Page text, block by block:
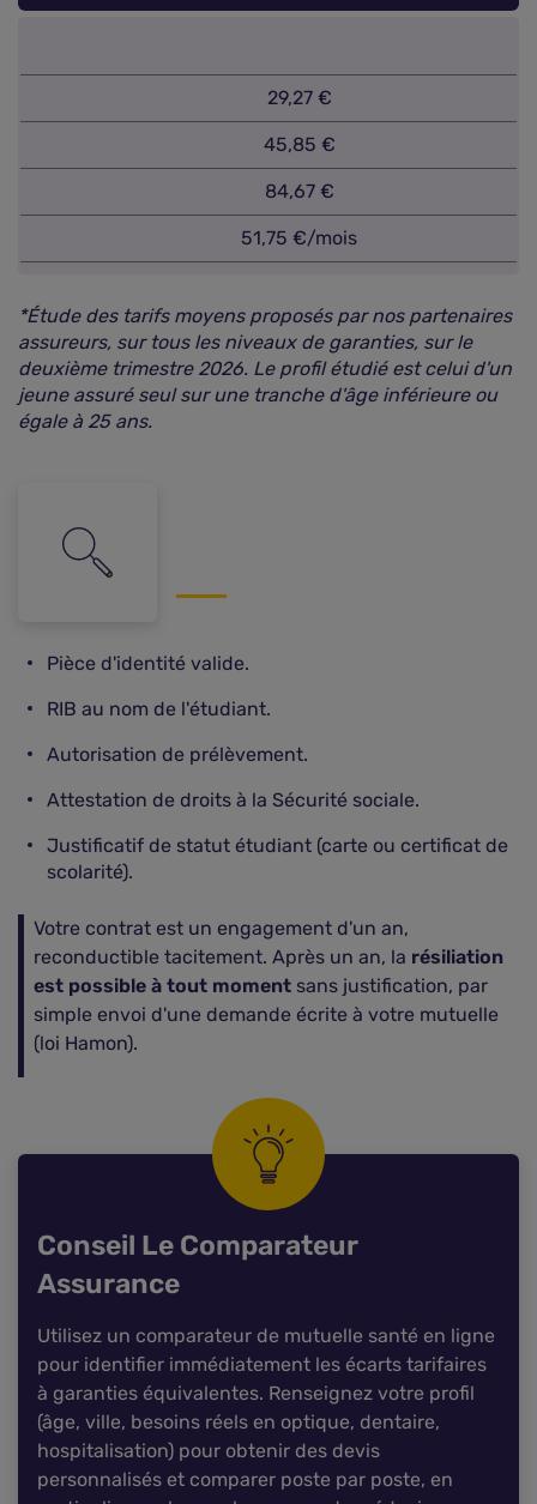
29,27 €
45,85 €
84,67 €
51,75 €/mois
*Étude des tarifs moyens proposés par nos partenaires
assureurs, sur tous les niveaux de garanties, sur le
deuxième trimestre 2026. Le profil étudié est celui d'un
jeune assuré seul sur une tranche d'âge inférieure ou
égale à 25 ans.
Pièce d'identité valide.
RIB au nom de l'étudiant.
Autorisation de prélèvement.
Attestation de droits à la Sécurité sociale.
Justificatif de statut étudiant (carte ou certificat de
scolarité).
Votre contrat est un engagement d'un an,
reconductible tacitement. Après un an, la résiliation
est possible à tout moment sans justification, par
simple envoi d'une demande écrite à votre mutuelle
(loi Hamon).
Conseil Le Comparateur
Assurance
Utilisez un comparateur de mutuelle santé en ligne
pour identifier immédiatement les écarts tarifaires
à garanties équivalentes. Renseignez votre profil
(âge, ville, besoins réels en optique, dentaire,
hospitalisation) pour obtenir des devis
personnalisés et comparer poste par poste, en
Comparer les mutuelles étudiantes